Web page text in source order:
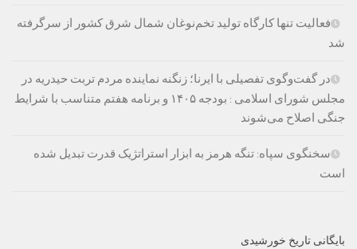
فعالیت تنها کارگاه تولید تخم‌نوغان شمال شرق کشور از سرگرفته
شد
در گفت‌وگوی تفصیلی با ایرنا؛ زنگنه نماینده مردم تربت حیدریه در
مجلس شورای اسلامی : بودجه ۱۴۰۵ و برنامه هفتم متناسب با شرایط
جنگی اصلاح می‌شوند
سخنگوی سپاه: تنگه هرمز به ابزار استراتژیک قدرت تبدیل شده
است
بایگانی تاریخ خورشیدی